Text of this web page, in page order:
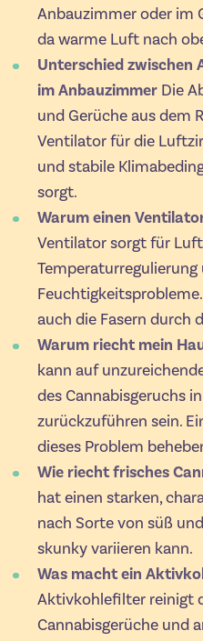
Anbauzimmer oder im
da warme Luft nach
Unterschied zwischen
im AnbauzimmerDie
und Gerüche aus dem
Ventilator für die
und stabile
sorgt.
Warum einen
Ventilator sorgt für
auch die Fasern durch
Warum riecht mein
kann auf
des Cannabisgeruchs
zurückzuführen sein.
dieses Problem
Wie riecht frisches
hat einen starken,
nach Sorte von süß
skunky variieren kann.
Was macht ein
Aktivkohlefilter reinigt
Cannabisgerüche und